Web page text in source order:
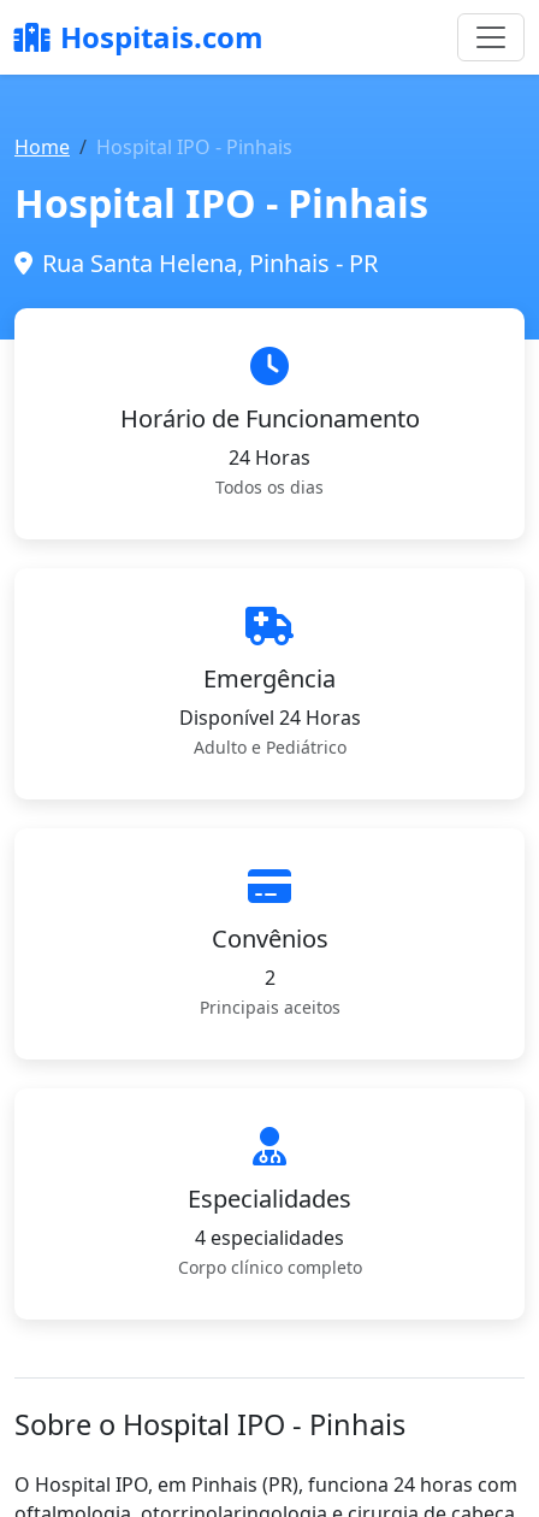
Hospitais.com
Home Hospital IPO - Pinhais
Hospital IPO - Pinhais
Rua Santa Helena, Pinhais - PR
Horário de Funcionamento
24 Horas
Todos os dias
Emergência
Disponível 24 Horas
Adulto e Pediátrico
Convênios
2
Principais aceitos
Especialidades
4 especialidades
Corpo clínico completo
Sobre o Hospital IPO - Pinhais
O Hospital IPO, em Pinhais (PR), funciona 24 horas com